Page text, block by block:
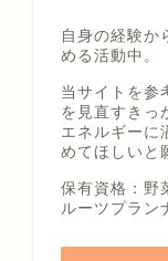
自身の経験か
める活動中。
当サイトを参
を見直すきっ
エネルギーに
めてほしいと
保有資格：野
ルーツプラン